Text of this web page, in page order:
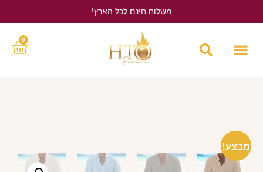
משלוח חינם לכל הארץ!
0
מבצע!